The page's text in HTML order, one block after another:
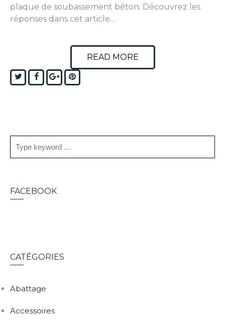
plaque de soubassement béton. Découvrez les
réponses dans cet article.…
READ MORE
TwitterFacebook
Google+Pinterest
FACEBOOK
CATÉGORIES
Abattage
Accessoires